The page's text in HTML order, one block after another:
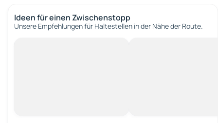
Ideen für einen Zwischenstopp
Unsere Empfehlungen für Haltestellen in der Nähe der Route.